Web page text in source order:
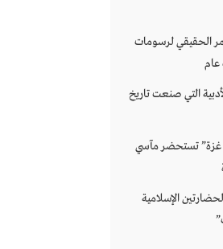
الحقيقي لرسومات
التي صنعت تاريخ
تستحضر مآسي
الإسلامية